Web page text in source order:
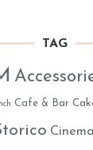
TAG
Cafe & Bar
Cinema